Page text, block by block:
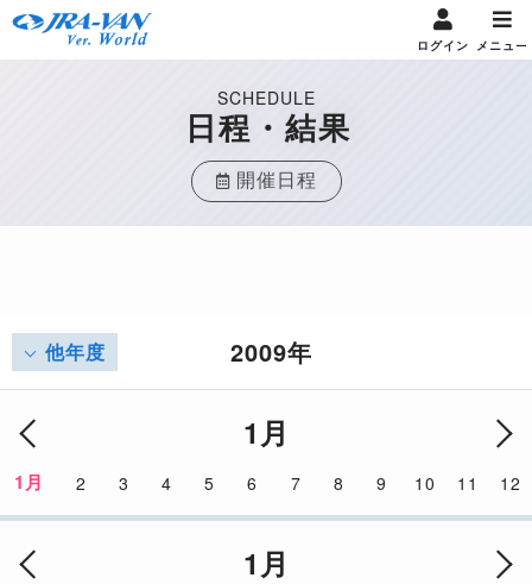
ログイン メニュー
SCHEDULE
日程・結果
開催日程
他年度 2009年
1月
1月 2 3 4 5 6 7 8 9 10 11 12
1月